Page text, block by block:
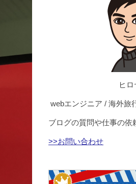
ヒロ
webエンジニア / 海外旅
ブログの質問や仕事の依
>>お問い合わせ